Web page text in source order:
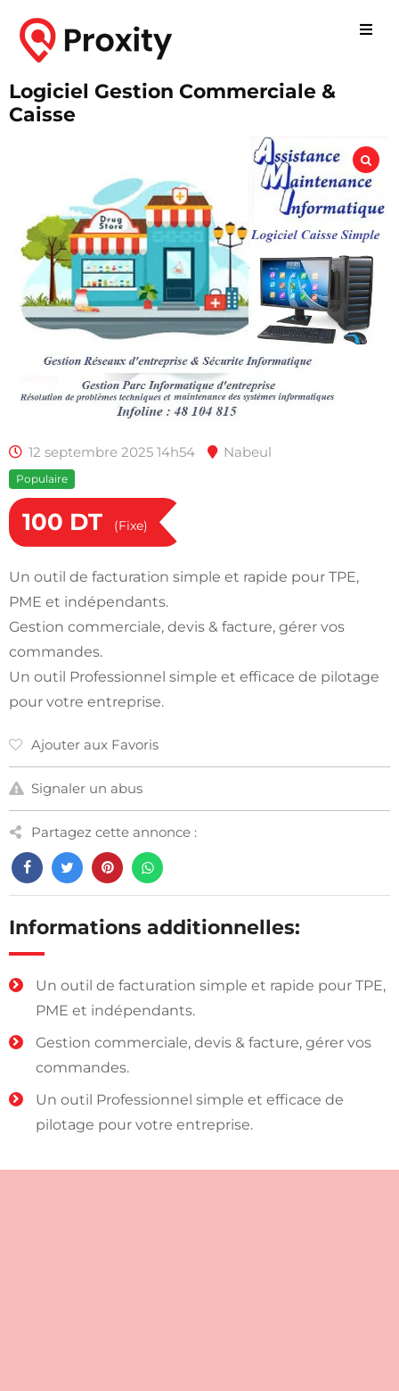
Logiciel Gestion Commerciale &
Caisse
12 septembre 2025 14h54 Nabeul
Populaire
100 DT (Fixe)
Un outil de facturation simple et rapide pour TPE,
PME et indépendants.
Gestion commerciale, devis & facture, gérer vos
commandes.
Un outil Professionnel simple et efficace de pilotage
pour votre entreprise.
Ajouter aux Favoris
Signaler un abus
Partagez cette annonce :
Informations additionnelles:
Un outil de facturation simple et rapide pour TPE,
PME et indépendants.
Gestion commerciale, devis & facture, gérer vos
commandes.
Un outil Professionnel simple et efficace de
pilotage pour votre entreprise.